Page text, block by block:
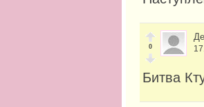
0
Битва